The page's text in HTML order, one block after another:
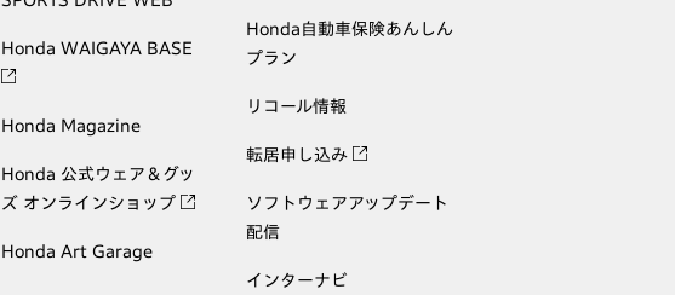
Honda WAIGAYA BASE
Honda Magazine
Honda 公式ウェア＆グッ
ズ オンラインショップ
Honda Art Garage
Honda自動車保険あんしん
プラン
リコール情報
転居申し込み
ソフトウェアアップデート
配信
インターナビ